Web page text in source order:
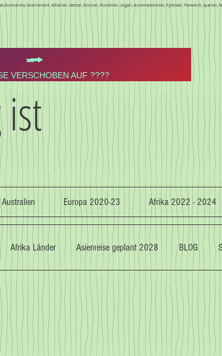
Griechenland, Albanien, Serbien, Bosnien, Rumänien, Ungarn, Nordmazedonien, Pyrenäen, Frankreich, Spanien,
VERSCHOBEN AUF ????
Australien Europa 2020-23 Afrika 2022 - 2024
Afrika Länder Asienreise geplant 2028 BLOG